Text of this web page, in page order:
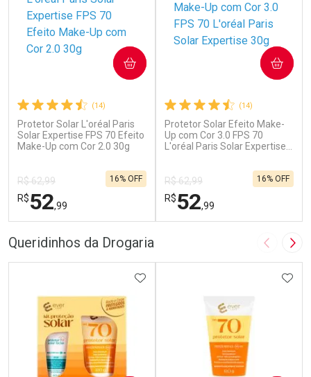
(14)
Protetor Solar L'oréal Paris
Solar Expertise FPS 70 Efeito
Make-Up com Cor 2.0 30g
R$ 62,99
R$52,99
16% OFF
COMPRAR
(14)
Protetor Solar Efeito Make-
Up com Cor 3.0 FPS 70
L'oréal Paris Solar Expertise
R$ 62,99
R$52,99
16% OFF
COMPRAR
Queridinhos da Drogaria Imagem
ADICIONAR AOS FAVORITOS